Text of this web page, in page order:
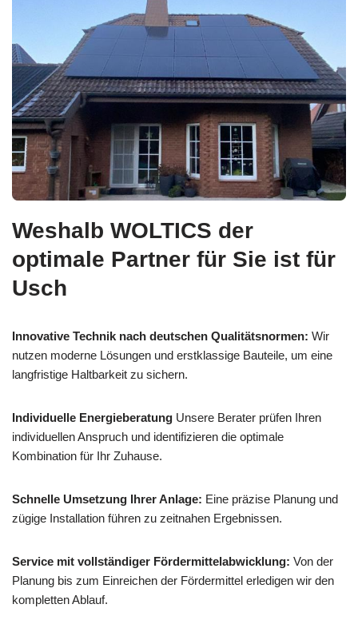
Weshalb WOLTICS der
optimale Partner für Sie ist für
Usch
Innovative Technik nach deutschen Qualitätsnormen: Wir
nutzen moderne Lösungen und erstklassige Bauteile, um eine
langfristige Haltbarkeit zu sichern.
Individuelle Energieberatung Unsere Berater prüfen Ihren
individuellen Anspruch und identifizieren die optimale
Kombination für Ihr Zuhause.
Schnelle Umsetzung Ihrer Anlage: Eine präzise Planung und
zügige Installation führen zu zeitnahen Ergebnissen.
Service mit vollständiger Fördermittelabwicklung: Von der
Planung bis zum Einreichen der Fördermittel erledigen wir den
kompletten Ablauf.